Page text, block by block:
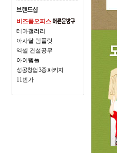
비즈폼오피스
테마갤러리
아사달 템플릿
엑셀 건설공무
아이템풀
성공창업 3종 패키지
11번가